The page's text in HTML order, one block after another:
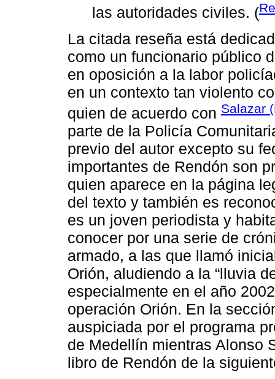
las autoridades civiles. (
La citada reseña está
como un funcionario público
en oposición a la labor
en un contexto tan violento
quien de acuerdo con Salazar
parte de la Policía
previo del autor excepto su
importantes de Rendón son
quien aparece en la página
del texto y también es
es un joven periodista y
conocer por una serie de
armado, a las que llamó
Orión, aludiendo a la “lluvia
especialmente en el año
operación Orión. En la
auspiciada por el programa
de Medellín mientras Alonso
libro de Rendón de la